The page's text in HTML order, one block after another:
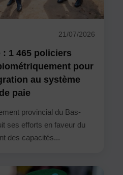
21/07/2026
: 1 465 policiers
pour
au système
paie
provincial du Bas-
ses efforts en faveur du
des capacités...